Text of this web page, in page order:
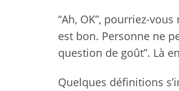
“Ah, OK”, pourriez-
est bon. Personne ne
question de goût”. Là
Quelques définitions